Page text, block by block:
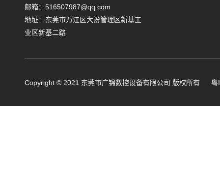
弹簧机的保养方法
弹簧机的动态图，看懂弹簧的...
2019年度无凸轮弹簧机十大品...
机械行业的宠儿——弹簧机
邮箱：516507987@qq.com
地址：东莞市万江区大汾管理区新基工
业区新基二路
Copyright © 2021 东莞市广锦数控设备有限公司 版权所有 粤